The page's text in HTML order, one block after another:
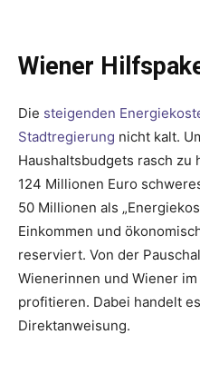
Wiener
Die steigenden
Stadtregierung nicht kalt.
Haushaltsbudgets rasch
124 Millionen Euro
50 Millionen als
Einkommen und
reserviert. Von der
Wienerinnen und Wiener
profitieren. Dabei handelt
Direktanweisung.